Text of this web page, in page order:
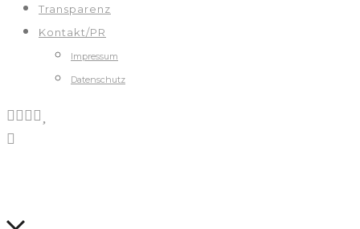
Transparenz
Kontakt/PR
Impressum
Datenschutz